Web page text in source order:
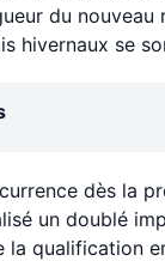
du
hivernaux se
dès la
un doublé
qualification